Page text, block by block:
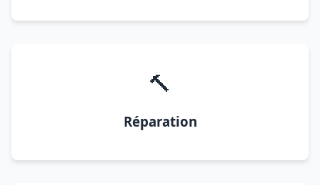
🔨
Réparation